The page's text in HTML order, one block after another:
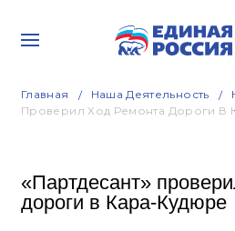
Главная Наша Деятельность
Проверил Ход Ремонта Дороги В
«Партдесант»
дороги в Кара-Кудюре